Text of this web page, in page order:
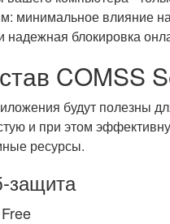
минимальное влияние
блокировка
COMSS
будут полезны
и при этом
ресурсы.
защита